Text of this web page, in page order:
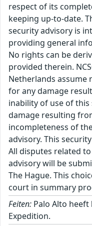
respect of its
keeping up-to-date.
security advisory is
providing general
No rights can be
provided therein.
Netherlands assume
for any damage
inability of use of this
damage resulting
incompleteness of
advisory. This
All disputes related
advisory will be
The Hague. This
court in summary
Feiten: Palo Alto
Expedition.